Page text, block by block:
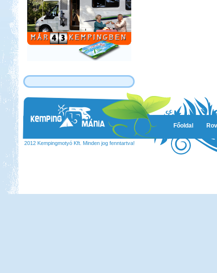
Főoldal
2012 Kempingmotyó Kft. Minden jog fenntartva!